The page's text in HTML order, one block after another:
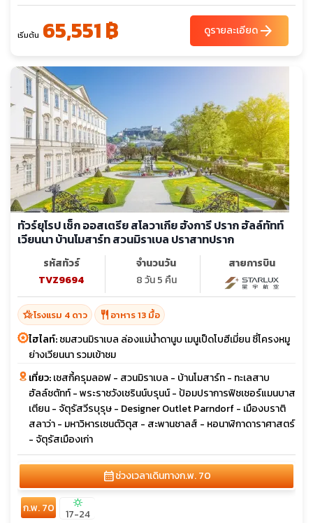
เริ่มต้น 65,551 ฿ ดูรายละเอียดarrow_forward
ทัวร์ยุโรป เช็ก ออสเตรีย สโลวาเกีย ฮังการี ปราก ฮัลล์ทัทท์
เวียนนา บ้านโมสาร์ท สวนมิราเบล ปราสาทปราก
รหัสทัวร์
TVZ9694
จำนวนวัน
8 วัน 5 คืน
สายการบิน
hotel_classโรงแรม 4 ดาว restaurant อาหาร 13 มื้อ
ไฮไลท์:ชมสวนมิราเบล ล่องแม่น้ำดานูบ เมนูเป็ดโบฮีเมี่ยน ซี่โครงหมู
ย่างเวียนนา รวมเข้าชม
เที่ยว:เชสกี้ครุมลอฟ - สวนมิราเบล - บ้านโมสาร์ท - ทะเลสาบ
ฮัลล์ชตัทท์ - พระราชวังเชรินน์บรุนน์ - ป้อมปราการฟิชเชอร์แมนบาส
เตียน - จัตุรัสวีรบุรุษ - Designer Outlet Parndorf - เมืองบราติ
สลาว่า - มหาวิหารเซนต์วิตุส - สะพานชาลส์ - หอนาฬิกาดาราศาสตร์
- จัตุรัสเมืองเก่า
calendar_monthช่วงเวลาเดินทางก.พ. 70
ก.พ. 70 sunny
17-24